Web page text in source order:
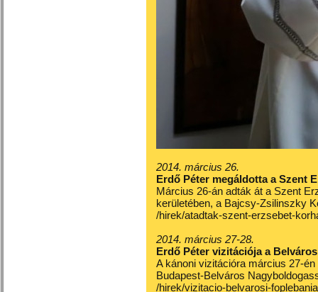
2014. március 26.
Erdő Péter megáldotta a Szent
Március 26-án adták át a Szent
kerületében, a Bajcsy-Zsilinszky
/hirek/atadtak-szent-erzsebet-
2014. március 27-28.
Erdő Péter vizitációja a
A kánoni vizitációra március 27-
Budapest-Belváros
/hirek/vizitacio-belvarosi-